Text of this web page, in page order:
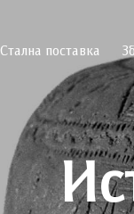
Стална поставка